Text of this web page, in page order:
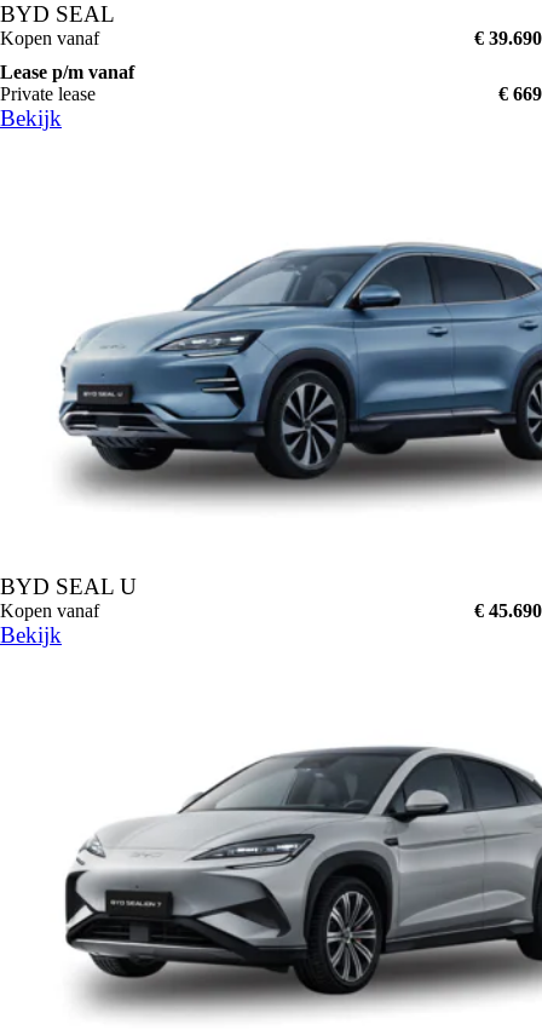
BYD SEAL
Kopen vanaf
€ 39.690
Lease p/m vanaf
Private lease
€ 669
Bekijk
BYD SEAL U
Kopen vanaf € 45.690
Bekijk